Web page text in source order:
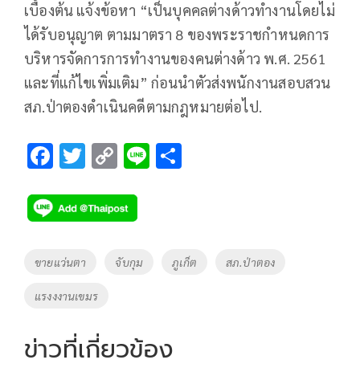
เบื้องต้น แจ้งข้อหา “เป็นบุคคลต่างด้าวทำงานโดยไม่
ได้รับอนุญาต ตามมาตรา 8 ของพระราชกำหนดการ
บริหารจัดการการทำงานของคนต่างด้าว พ.ศ. 2561
และที่แก้ไขเพิ่มเติม” ก่อนนำตัวส่งพนักงานสอบสวน
สภ.ป่าตองดำเนินคดีตามกฎหมายต่อไป.
F
e
b
o
k
T
tt
er
C
p
y
Li
Li
Tags
ขายแว่นตา จับกุม ภูเก็ต สภ.ป่าตอง
แรงงงานเขมร
ข่าวที่เกี่ยวข้อง